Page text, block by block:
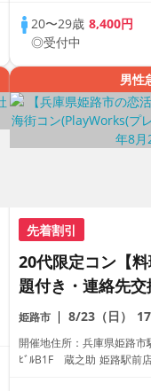
20〜29歳8,400円
◎受付中
男性
先着割引
20代限定コン【
題付き・連絡先交
全着席型】１名参
参加も大歓迎☆プ
ス主催☆
姫路市 8/23（日）
開催地住所：兵庫県姫路
ﾋﾞﾙB1F 蔵之助 姫路駅前